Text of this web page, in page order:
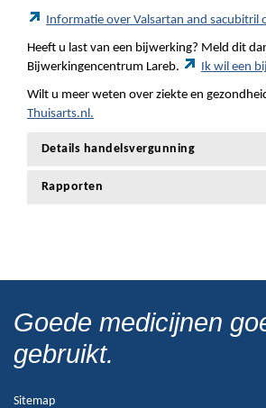
Informatie over Valsartan and sacubitril
Heeft u last van een bijwerking? Meld dit
Bijwerkingencentrum Lareb.
Ik wil een
Wilt u meer weten over ziekte en
Thuisarts.nl.
Details handelsvergunning
Rapporten
Goede medicijnen
gebruikt.
Sitemap